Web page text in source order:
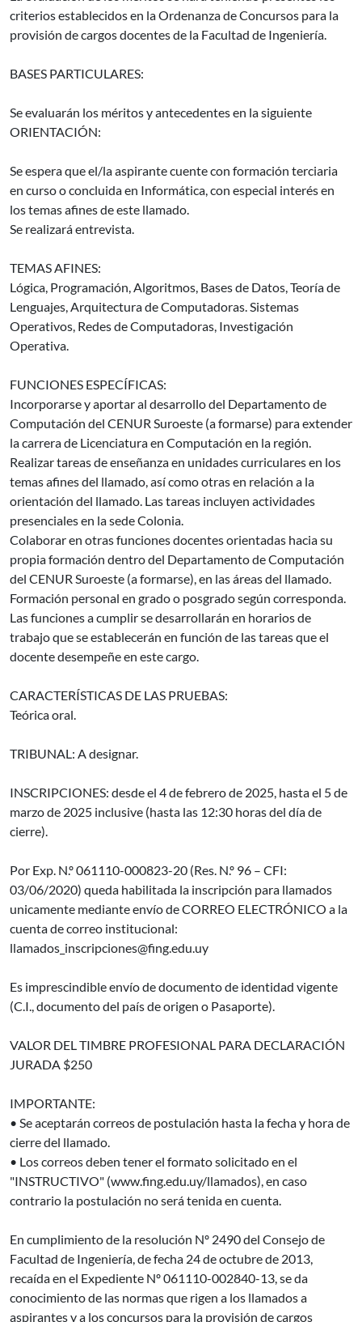
criterios establecidos en la Ordenanza de Concursos para la
provisión de cargos docentes de la Facultad de Ingeniería.
BASES PARTICULARES:
Se evaluarán los méritos y antecedentes en la siguiente
ORIENTACIÓN:
Se espera que el/la aspirante cuente con formación terciaria
en curso o concluida en Informática, con especial interés en
los temas afines de este llamado.
Se realizará entrevista.
TEMAS AFINES:
Lógica, Programación, Algoritmos, Bases de Datos, Teoría de
Lenguajes, Arquitectura de Computadoras. Sistemas
Operativos, Redes de Computadoras, Investigación
Operativa.
FUNCIONES ESPECÍFICAS:
Incorporarse y aportar al desarrollo del Departamento de
Computación del CENUR Suroeste (a formarse) para extender
la carrera de Licenciatura en Computación en la región.
Realizar tareas de enseñanza en unidades curriculares en los
temas afines del llamado, así como otras en relación a la
orientación del llamado. Las tareas incluyen actividades
presenciales en la sede Colonia.
Colaborar en otras funciones docentes orientadas hacia su
propia formación dentro del Departamento de Computación
del CENUR Suroeste (a formarse), en las áreas del llamado.
Formación personal en grado o posgrado según corresponda.
Las funciones a cumplir se desarrollarán en horarios de
trabajo que se establecerán en función de las tareas que el
docente desempeñe en este cargo.
CARACTERÍSTICAS DE LAS PRUEBAS:
Teórica oral.
TRIBUNAL: A designar.
INSCRIPCIONES: desde el 4 de febrero de 2025, hasta el 5 de
marzo de 2025 inclusive (hasta las 12:30 horas del día de
cierre).
Por Exp. N.º 061110-000823-20 (Res. N.º 96 – CFI:
03/06/2020) queda habilitada la inscripción para llamados
unicamente mediante envío de CORREO ELECTRÓNICO a la
cuenta de correo institucional:
llamados_inscripciones@fing.edu.uy
Es imprescindible envío de documento de identidad vigente
(C.I., documento del país de origen o Pasaporte).
VALOR DEL TIMBRE PROFESIONAL PARA DECLARACIÓN
JURADA $250
IMPORTANTE:
• Se aceptarán correos de postulación hasta la fecha y hora de
cierre del llamado.
• Los correos deben tener el formato solicitado en el
"INSTRUCTIVO" (www.fing.edu.uy/llamados), en caso
contrario la postulación no será tenida en cuenta.
En cumplimiento de la resolución Nº 2490 del Consejo de
Facultad de Ingeniería, de fecha 24 de octubre de 2013,
recaída en el Expediente Nº 061110-002840-13, se da
conocimiento de las normas que rigen a los llamados a
aspirantes y a los concursos para la provisión de cargos